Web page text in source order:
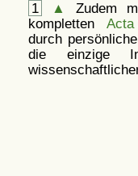
1 ▲
Zudem
kompletten Acta
durch
die einzige